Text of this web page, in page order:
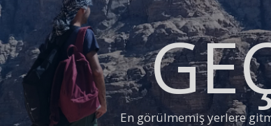
En görülmemiş yerlere